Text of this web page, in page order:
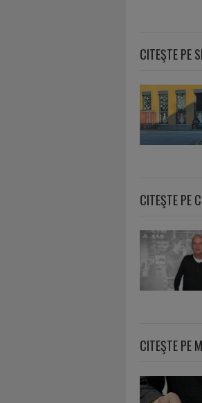
CITEŞTE PE
CITEŞTE PE
CITEŞTE PE